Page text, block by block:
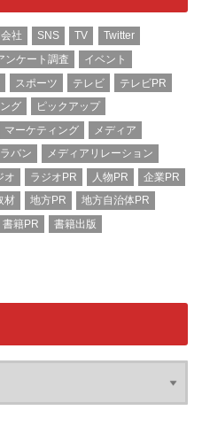
社 SNS TV
Twitter
ンケート調査
イベント
スポーツ テレビ
テレビPR
グ
ピックアップ
マーケティング
メディア
バン
メディアリレーション
オ ラジオPR 人物PR
企業PR
材 地方PR
地方自治体PR
書籍PR
書籍出版